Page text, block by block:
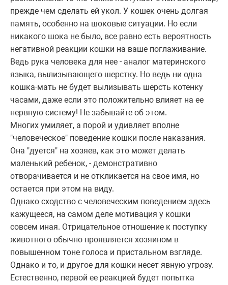
прежде чем сделать ей укол. У кошек очень долгая
память, особенно на шоковые ситуации. Но если
никакого шока не было, все равно есть вероятность
негативной реакции кошки на ваше поглаживание.
Ведь рука человека для нее - аналог материнского
языка, вылизывающего шерстку. Но ведь ни одна
кошка-мать не будет вылизывать шерсть котенку
часами, даже если это положительно влияет на ее
нервную систему! Не забывайте об этом.
Многих умиляет, а порой и удивляет вполне
"человеческое" поведение кошки после наказания.
Она "дуется" на хозяев, как это может делать
маленький ребенок, - демонстративно
отворачивается и не откликается на свое имя, но
остается при этом на виду.
Однако сходство с человеческим поведением здесь
кажущееся, на самом деле мотивация у кошки
совсем иная. Отрицательное отношение к поступку
животного обычно проявляется хозяином в
повышенном тоне голоса и пристальном взгляде.
Однако и то, и другое для кошки несет явную угрозу.
Естественно, первой ее реакцией будет попытка